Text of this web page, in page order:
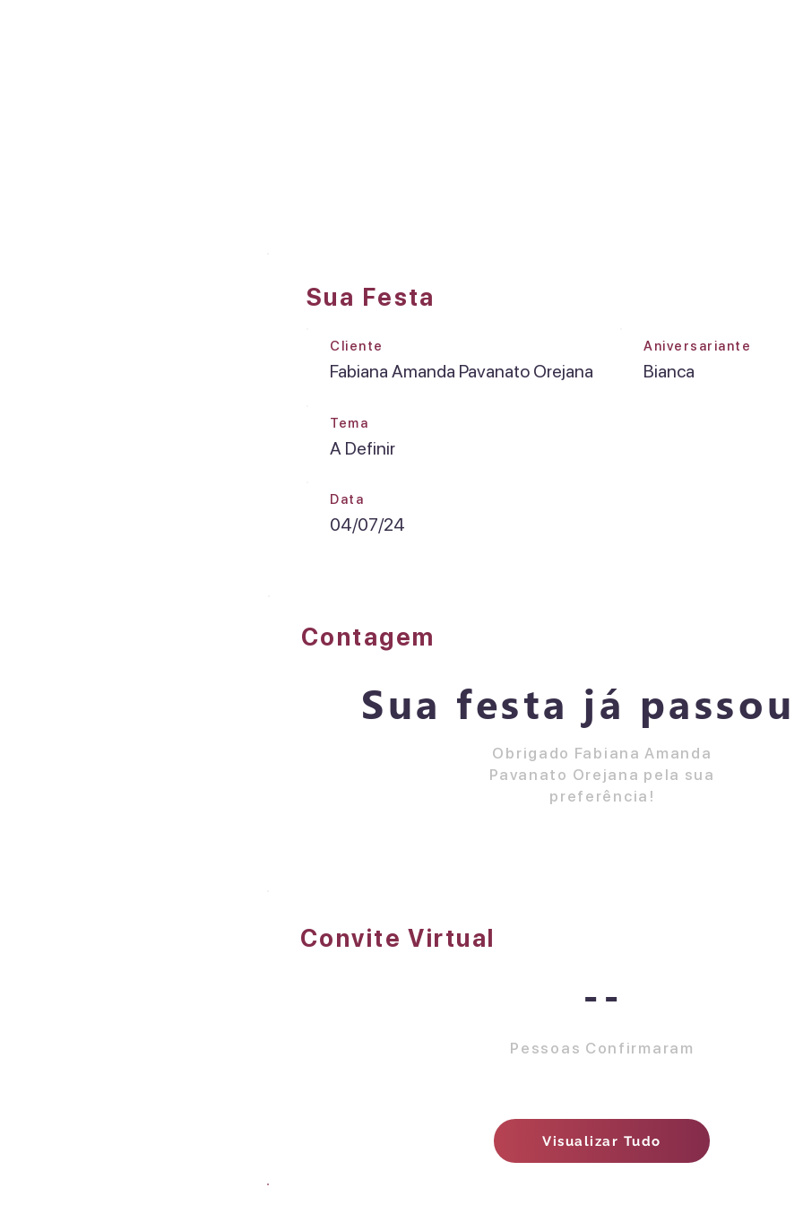
Sua Festa
Cliente
Fabiana Amanda Pavanato Orejana
Aniversariante
Bianca
Tema
A Definir
Data
04/07/24
Contagem
Sua festa já
Obrigado Fabiana Amanda
Pavanato Orejana pela sua
preferência!
Convite Virtual
--
Pessoas Confirmaram
Visualizar Tudo